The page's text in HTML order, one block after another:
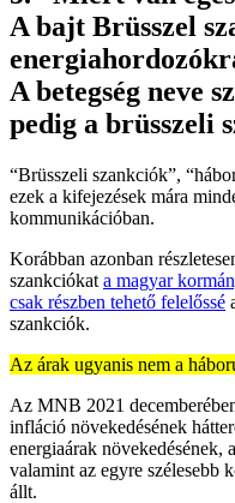
A bajt Brüsszel
A betegség neve
pedig a brüsszeli
“Brüsszeli szankciók”,
ezek a kifejezések mára
kommunikációban.
Korábban azonban
szankciókat a magyar
csak részben tehető felelőssé
szankciók.
Az árak ugyanis nem a
Az MNB 2021
infláció növekedésének
energiaárak növekedésének,
valamint az egyre szélesebb
állt.